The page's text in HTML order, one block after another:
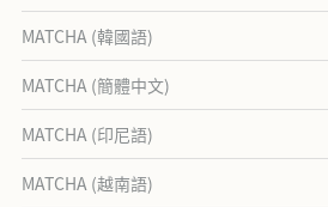
MATCHA (韓國語)
MATCHA (簡體中文)
MATCHA (印尼語)
MATCHA (越南語)